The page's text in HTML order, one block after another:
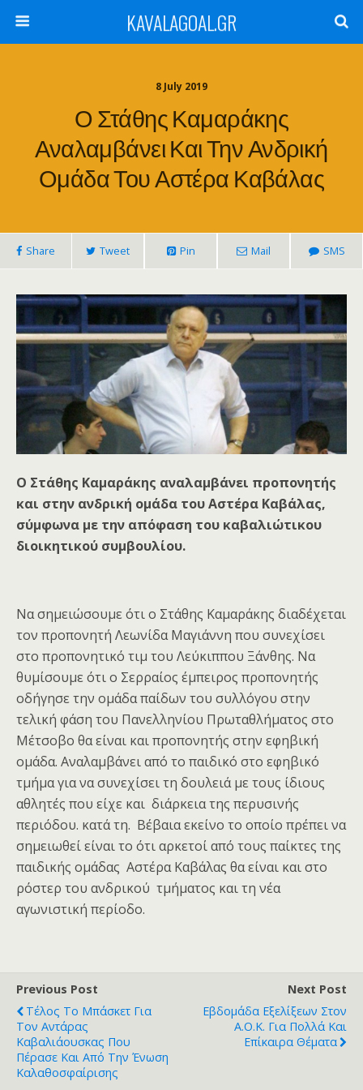
KAVALAGOAL.GR
8 July 2019
Ο Στάθης Καμαράκης
Αναλαμβάνει Και Την Ανδρική
Ομάδα Του Αστέρα Καβάλας
Share Tweet Pin Mail SMS
Ο Στάθης Καμαράκης αναλαμβάνει προπονητής
και στην ανδρική ομάδα του Αστέρα Καβάλας,
σύμφωνα με την απόφαση του καβαλιώτικου
διοικητικού συμβουλίου.
Να σημειώσουμε ότι ο Στάθης Καμαράκης διαδέχεται
τον προπονητή Λεωνίδα Μαγιάννη που συνεχίσει
στο προπονητικό τιμ του Λεύκιππου Ξάνθης. Να
θυμίσουμε ότι ο Σερραίος έμπειρος προπονητής
οδήγησε την ομάδα παίδων του συλλόγου στην
τελική φάση του Πανελληνίου Πρωταθλήματος στο
Μέτσοβο θα είναι και προπονητής στην εφηβική
ομάδα. Αναλαμβάνει από το παιδικό στο εφηβικό
τμήμα για να συνεχίσει τη δουλειά με τους ίδιους
αθλητές που είχε και διάρκεια της περυσινής
περιόδου. κατά τη. Βέβαια εκείνο το οποίο πρέπει να
σημειωθεί είναι το ότι αρκετοί από τους παίκτες της
παιδικής ομάδας Αστέρα Καβάλας θα είναι και στο
ρόστερ του ανδρικού τμήματος και τη νέα
αγωνιστική περίοδο.
Previous Post
Τέλος Το Μπάσκετ Για
Τον Αντάρας
Καβαλιάουσκας Που
Πέρασε Και Από Την Ένωση
Καλαθοσφαίρισης
Next Post
Εβδομάδα Εξελίξεων Στον
Α.Ο.Κ. Για Πολλά Και
Επίκαιρα Θέματα